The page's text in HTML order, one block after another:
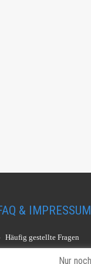
& IMPRESSUM
Häufig gestellte Fragen
Nur